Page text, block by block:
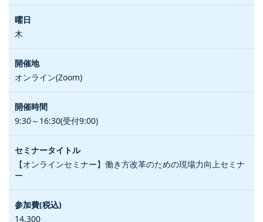
木
オンライン(Zoom)
9:30～16:30(受付9:00)
【オンラインセミナー】働き方改革のための現場力向上セミナ
ー
14,300